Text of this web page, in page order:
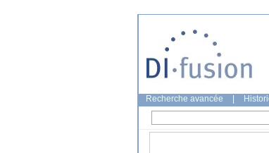
Recherche avancée